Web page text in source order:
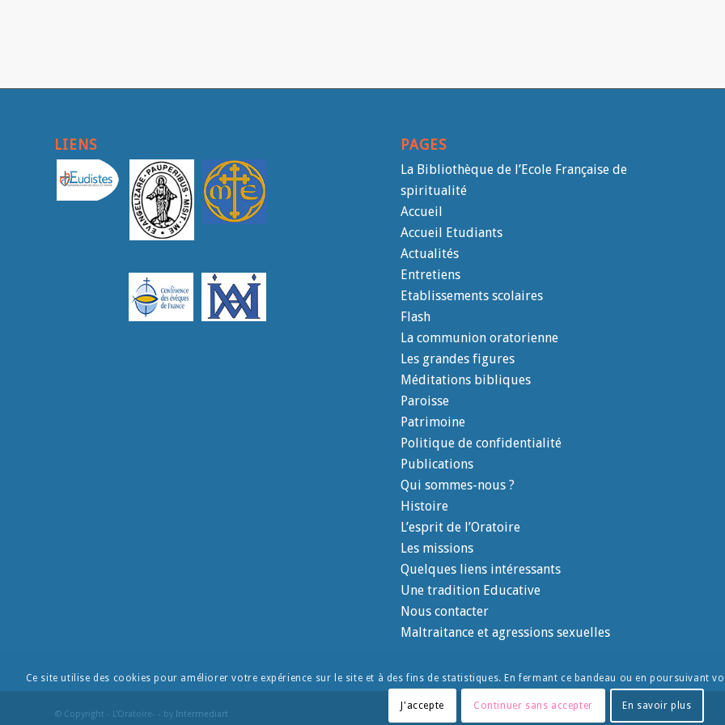
LIENS PAGES
La Bibliothèque de l’Ecole Française de
spiritualité
Accueil
Accueil Etudiants
Actualités
Entretiens
Etablissements scolaires
Flash
La communion oratorienne
Les grandes figures
Méditations bibliques
Paroisse
Patrimoine
Politique de confidentialité
Publications
Qui sommes-nous ?
Histoire
L’esprit de l’Oratoire
Les missions
Quelques liens intéressants
Une tradition Educative
Nous contacter
Maltraitance et agressions sexuelles
© Copyright - L'Oratoire- - by Intermediart
Ce site utilise des cookies pour améliorer votre expérience sur le site et à des fins de statistiques. En fermant ce bandeau ou en poursuivant
J'accepte Continuer sans accepter En savoir plus